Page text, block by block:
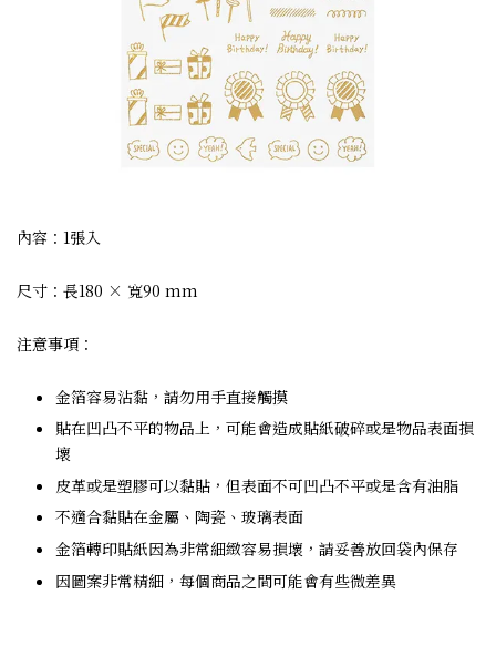
內容：1張入
尺寸：長180 × 寬90 mm
注意事項：
金箔容易沾黏，請勿用手直接觸摸
貼在凹凸不平的物品上，可能會造成貼紙破碎或是物品表面損
壞
皮革或是塑膠可以黏貼，但表面不可凹凸不平或是含有油脂
不適合黏貼在金屬、陶瓷、玻璃表面
金箔轉印貼紙因為非常細緻容易損壞，請妥善放回袋內保存
因圖案非常精細，每個商品之間可能會有些微差異